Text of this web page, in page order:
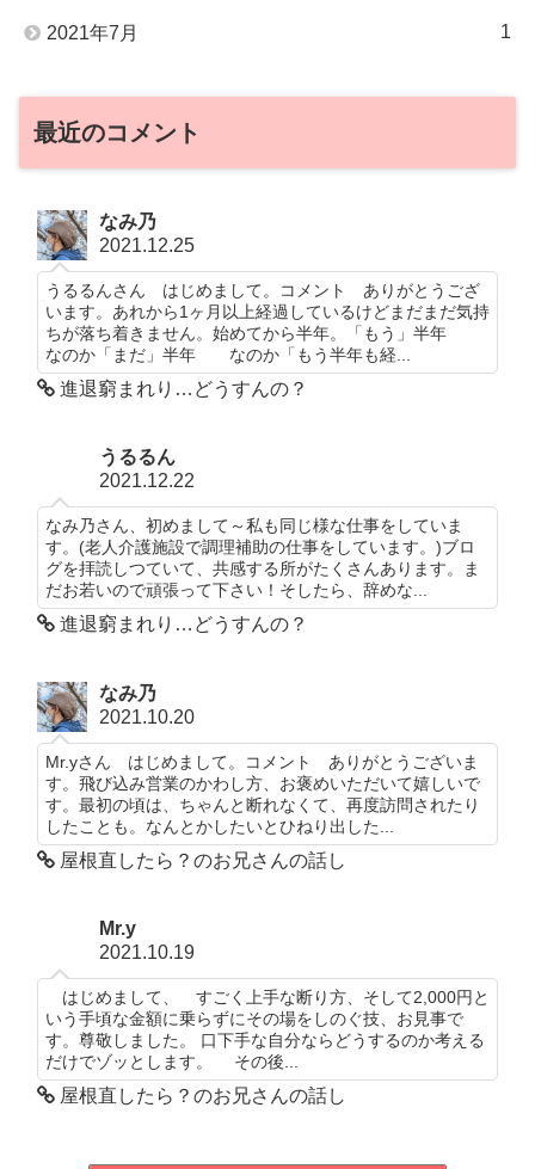
2021年7月 1
最近のコメント
なみ乃
2021.12.25
うるるんさん はじめまして。コメント ありがとうござ
います。あれから1ヶ月以上経過しているけどまだまだ気持
ちが落ち着きません。始めてから半年。「もう」半年
なのか「まだ」半年 なのか「もう半年も経...
進退窮まれり…どうすんの？
うるるん
2021.12.22
なみ乃さん、初めまして～私も同じ様な仕事をしていま
す。(老人介護施設で調理補助の仕事をしています。)ブロ
グを拝読しつていて、共感する所がたくさんあります。ま
だお若いので頑張って下さい！そしたら、辞めな...
進退窮まれり…どうすんの？
なみ乃
2021.10.20
Mr.yさん はじめまして。コメント ありがとうございま
す。飛び込み営業のかわし方、お褒めいただいて嬉しいで
す。最初の頃は、ちゃんと断れなくて、再度訪問されたり
したことも。なんとかしたいとひねり出した...
屋根直したら？のお兄さんの話し
Mr.y
2021.10.19
はじめまして、 すごく上手な断り方、そして2,000円と
いう手頃な金額に乗らずにその場をしのぐ技、お見事で
す。尊敬しました。 口下手な自分ならどうするのか考える
だけでゾッとします。 その後...
屋根直したら？のお兄さんの話し